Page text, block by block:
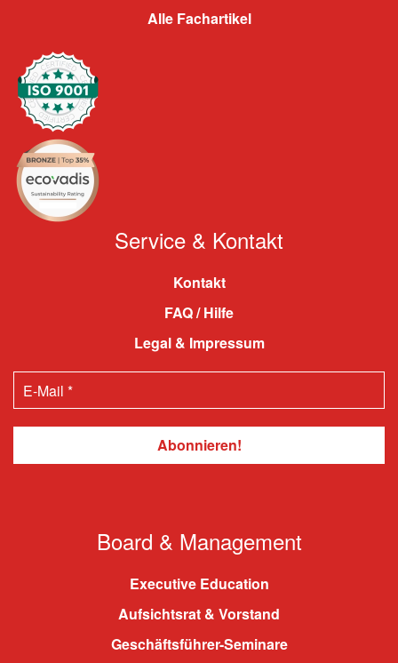
Alle Fachartikel
Service & Kontakt
Kontakt
FAQ / Hilfe
Legal & Impressum
Board & Management
Executive Education
Aufsichtsrat & Vorstand
Geschäftsführer-Seminare